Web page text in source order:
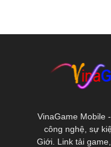
VinaGame Mobile
công nghệ, sự
Giới. Link tải